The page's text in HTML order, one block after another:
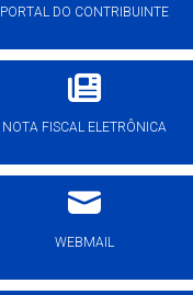
PORTAL DO CONTRIBUINTE
NOTA FISCAL ELETRÔNICA
WEBMAIL